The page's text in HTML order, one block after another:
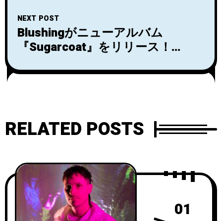
NEXT POST
Blushingがニューアルバム
『Sugarcoat』をリリース！
開！
RELATED POSTS
01